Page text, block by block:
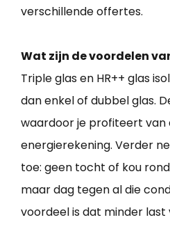
verschillende offertes.
Wat zijn de voordelen
Triple glas en HR++ glas
dan enkel of dubbel glas.
waardoor je profiteert van
energierekening. Verder
toe: geen tocht of kou
maar dag tegen al die
voordeel is dat minder last